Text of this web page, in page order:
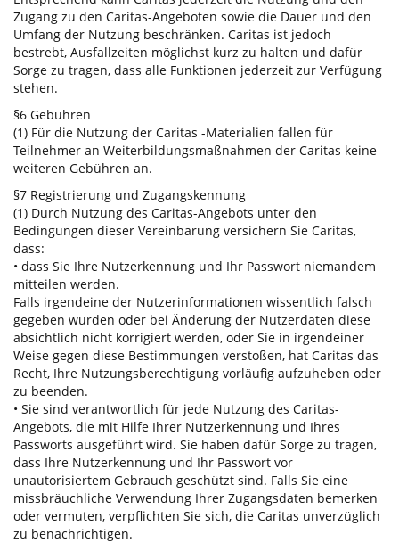
Zugang zu den Caritas-Angeboten sowie die Dauer und den
Umfang der Nutzung beschränken. Caritas ist jedoch
bestrebt, Ausfallzeiten möglichst kurz zu halten und dafür
Sorge zu tragen, dass alle Funktionen jederzeit zur Verfügung
stehen.
§6 Gebühren
(1) Für die Nutzung der Caritas -Materialien fallen für
Teilnehmer an Weiterbildungsmaßnahmen der Caritas keine
weiteren Gebühren an.
§7 Registrierung und Zugangskennung
(1) Durch Nutzung des Caritas-Angebots unter den
Bedingungen dieser Vereinbarung versichern Sie Caritas,
dass:
• dass Sie Ihre Nutzerkennung und Ihr Passwort niemandem
mitteilen werden.
Falls irgendeine der Nutzerinformationen wissentlich falsch
gegeben wurden oder bei Änderung der Nutzerdaten diese
absichtlich nicht korrigiert werden, oder Sie in irgendeiner
Weise gegen diese Bestimmungen verstoßen, hat Caritas das
Recht, Ihre Nutzungsberechtigung vorläufig aufzuheben oder
zu beenden.
• Sie sind verantwortlich für jede Nutzung des Caritas-
Angebots, die mit Hilfe Ihrer Nutzerkennung und Ihres
Passworts ausgeführt wird. Sie haben dafür Sorge zu tragen,
dass Ihre Nutzerkennung und Ihr Passwort vor
unautorisiertem Gebrauch geschützt sind. Falls Sie eine
missbräuchliche Verwendung Ihrer Zugangsdaten bemerken
oder vermuten, verpflichten Sie sich, die Caritas unverzüglich
zu benachrichtigen.